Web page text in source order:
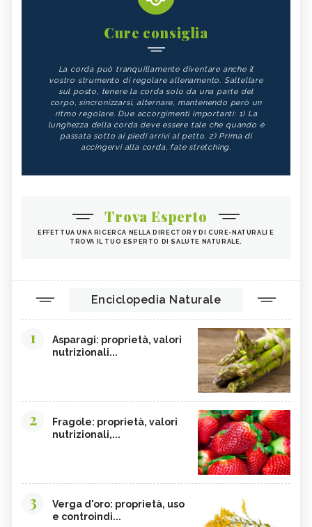
Cure consiglia
La corda può tranquillamente diventare anche il
vostro strumento di regolare allenamento. Saltellare
sul posto, tenere la corda solo da una parte del
corpo, sincronizzarsi, alternare, mantenendo però un
ritmo regolare. Due accorgimenti importanti: 1) La
lunghezza della corda deve essere tale che quando è
passata sotto ai piedi arrivi al petto. 2) Prima di
accingervi alla corda, fate stretching.
Trova Esperto
EFFETTUA UNA RICERCA NELLA DIRECTORY DI CURE-NATURALI E
TROVA IL TUO ESPERTO DI SALUTE NATURALE.
Enciclopedia Naturale
1
Asparagi: proprietà, valori
nutrizionali...
2
Fragole: proprietà, valori
nutrizionali,...
3
Verga d'oro: proprietà, uso
e controindi...